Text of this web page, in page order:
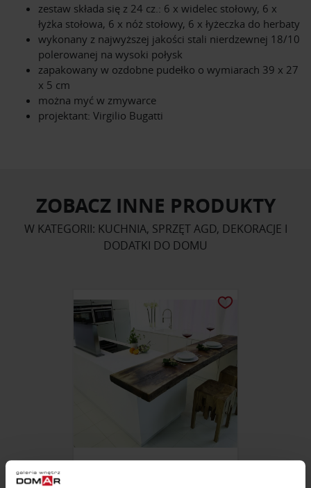
zestaw składa się z 24 cz.: 6 x widelec stołowy, 6 x
łyżka stołowa, 6 x nóż stołowy, 6 x łyżeczka do herbaty
wykonany z najwyższej jakości stali nierdzewnej 18/10
polerowanej na wysoki połysk
zapakowany w ozdobne pudełko o wymiarach 39 x 27
x 5 cm
można myć w zmywarce
projektant: Virgilio Bugatti
ZOBACZ INNE PRODUKTY
W KATEGORII: KUCHNIA, SPRZĘT AGD, DEKORACJE I
DODATKI DO DOMU